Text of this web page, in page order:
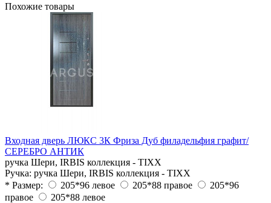
Похожие товары
Входная дверь ЛЮКС 3К Фриза Дуб филадельфия графит/
СЕРЕБРО АНТИК
ручка Шери, IRBIS коллекция - TIXX
Ручка: ручка Шери, IRBIS коллекция - TIXX
* Размер:
205*96 левое 205*88 правое
205*96
правое
205*88 левое